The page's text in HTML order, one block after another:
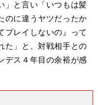
」と言い「いつもは髪
のに違うヤツだったか
プレイしないの』って
た」と、対戦相手との
デス４年目の余裕が感